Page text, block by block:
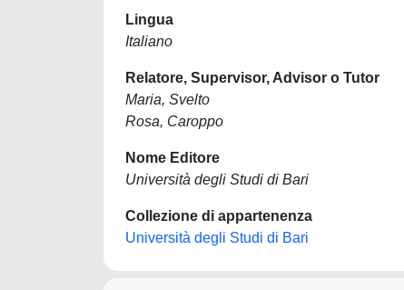
Lingua
Italiano
Relatore, Supervisor, Advisor o Tutor
Maria, Svelto
Rosa, Caroppo
Nome Editore
Università degli Studi di Bari
Collezione di appartenenza
Università degli Studi di Bari